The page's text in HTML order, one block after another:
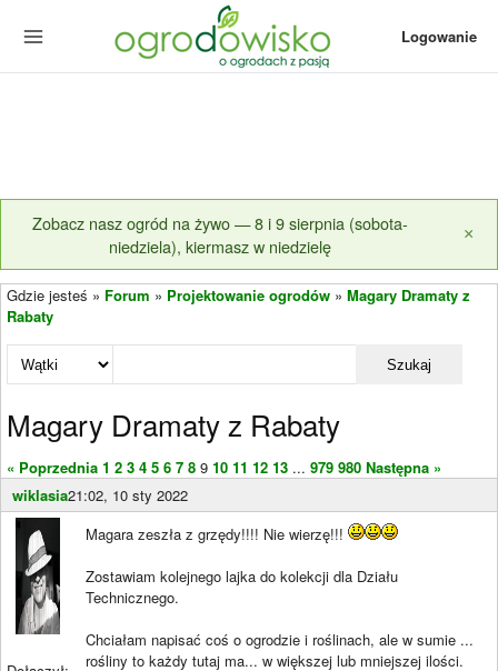
Logowanie
Zobacz nasz ogród na żywo — 8 i 9 sierpnia (sobota-
niedziela), kiermasz w niedzielę
×
Gdzie jesteś » Forum » Projektowanie ogrodów » Magary Dramaty z
Rabaty
Szukaj
Magary Dramaty z Rabaty
« Poprzednia 1 2 3 4 5 6 7 8 9 10 11 12 13 ... 979 980 Następna »
wiklasia21:02, 10 sty 2022
Magara zeszła z grzędy!!!! Nie wierzę!!!
Zostawiam kolejnego lajka do kolekcji dla Działu
Technicznego.
Chciałam napisać coś o ogrodzie i roślinach, ale w sumie ...
rośliny to każdy tutaj ma... w większej lub mniejszej ilości.